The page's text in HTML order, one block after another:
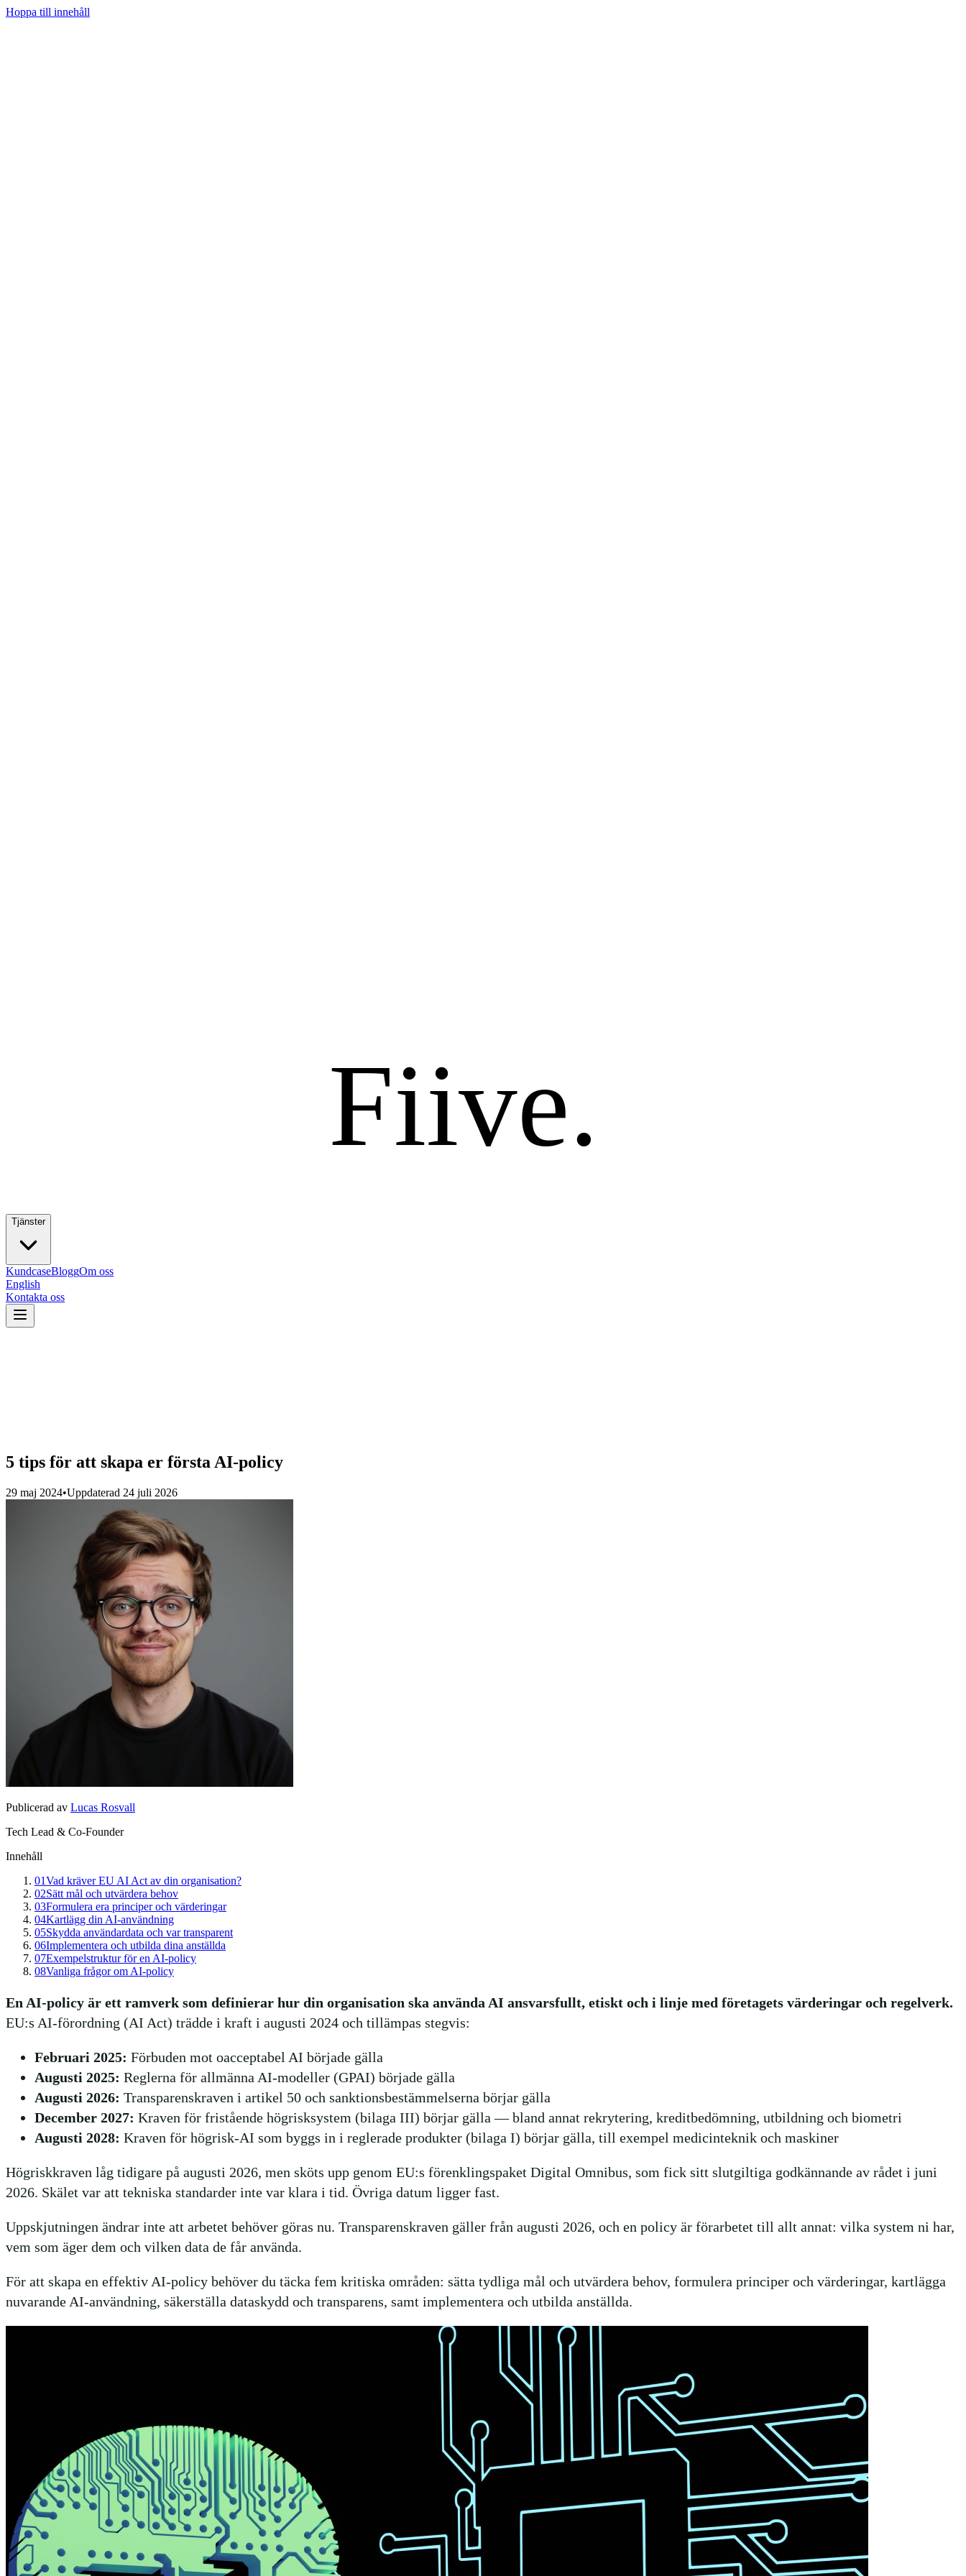
Hoppa till innehåll
Fiive.
Tjänster
KundcaseBloggOm oss
English
Kontakta oss
5 tips för att skapa er första AI-policy
29 maj 2024•Uppdaterad 24 juli 2026
Publicerad av Lucas Rosvall
Tech Lead & Co-Founder
Innehåll
01Vad kräver EU AI Act av din organisation?
02Sätt mål och utvärdera behov
03Formulera era principer och värderingar
04Kartlägg din AI-användning
05Skydda användardata och var transparent
06Implementera och utbilda dina anställda
07Exempelstruktur för en AI-policy
08Vanliga frågor om AI-policy
En AI-policy är ett ramverk som definierar hur din organisation ska använda AI ansvarsfullt, etiskt och i linje med företagets värderingar och regelverk.
EU:s AI-förordning (AI Act) trädde i kraft i augusti 2024 och tillämpas stegvis:
Februari 2025: Förbuden mot oacceptabel AI började gälla
Augusti 2025: Reglerna för allmänna AI-modeller (GPAI) började gälla
Augusti 2026: Transparenskraven i artikel 50 och sanktionsbestämmelserna börjar gälla
December 2027: Kraven för fristående högrisksystem (bilaga III) börjar gälla — bland annat rekrytering, kreditbedömning, utbildning och biometri
Augusti 2028: Kraven för högrisk-AI som byggs in i reglerade produkter (bilaga I) börjar gälla, till exempel medicinteknik och maskiner
Högriskkraven låg tidigare på augusti 2026, men sköts upp genom EU:s förenklingspaket Digital Omnibus, som fick sitt slutgiltiga godkännande av rådet i juni
2026. Skälet var att tekniska standarder inte var klara i tid. Övriga datum ligger fast.
Uppskjutningen ändrar inte att arbetet behöver göras nu. Transparenskraven gäller från augusti 2026, och en policy är förarbetet till allt annat: vilka system ni har,
vem som äger dem och vilken data de får använda.
För att skapa en effektiv AI-policy behöver du täcka fem kritiska områden: sätta tydliga mål och utvärdera behov, formulera principer och värderingar, kartlägga
nuvarande AI-användning, säkerställa dataskydd och transparens, samt implementera och utbilda anställda.